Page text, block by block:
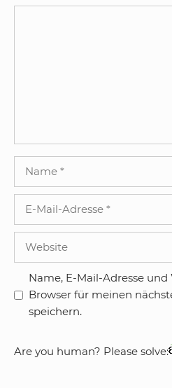
Adresse
Name, E-Mail-Adresse
Browser für meinen
speichern.
Are you human? Please solve: